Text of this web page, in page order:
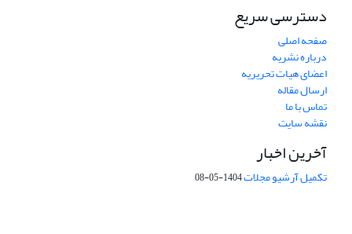
دسترسی سریع
صفحه اصلی
درباره نشریه
اعضای هیات تحریریه
ارسال مقاله
تماس با ما
نقشه سایت
آخرین اخبار
تکمیل آرشیو مجلات1404-05-08